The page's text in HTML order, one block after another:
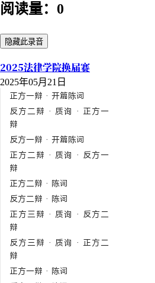
阅读量：0
隐藏此录音
2025法律学院换届赛
2025年05月21日
正方一辩 · 开篇陈词
反方二辩 · 质询 · 正方一
辩
反方一辩 · 开篇陈词
正方二辩 · 质询 · 反方一
辩
正方二辩 · 陈词
反方二辩 · 陈词
正方三辩 · 质询 · 反方二
辩
反方三辩 · 质询 · 正方二
辩
正方一辩 · 陈词